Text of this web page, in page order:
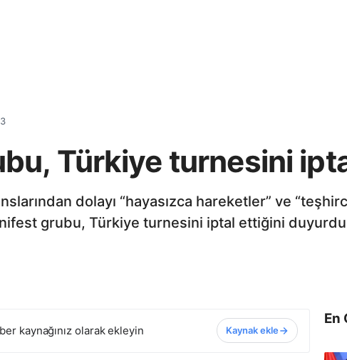
Türkiye turnesini
dolayı “hayasızca hareketler” ve
grubu, Türkiye turnesini iptal ettiğini
kaynağınız olarak ekleyin Kaynak ekle
En